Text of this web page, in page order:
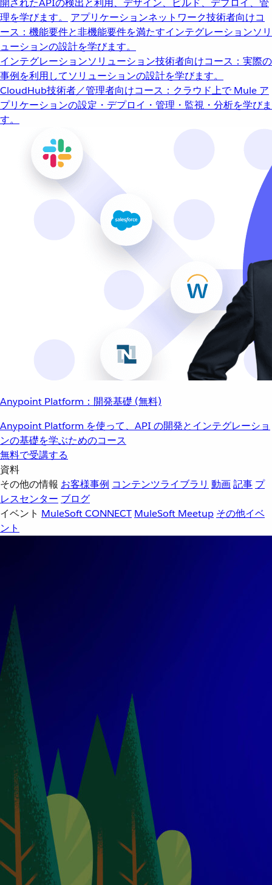
開されたAPIの検出と利用、デザイン、ビルド、デプロイ、管
理を学びます。
アプリケーションネットワーク技術者向けコ
ース：機能要件と非機能要件を満たすインテグレーションソリ
ューションの設計を学びます。
インテグレーションソリューション技術者向けコース：実際の
事例を利用してソリューションの設計を学びます。
CloudHub技術者／管理者向けコース：クラウド上で Mule ア
プリケーションの設定・デプロイ・管理・監視・分析を学びま
す。
Anypoint Platform：開発基礎 (無料)
Anypoint Platform を使って、API の開発とインテグレーショ
ンの基礎を学ぶためのコース
無料で受講する
資料
その他の情報 お客様事例 コンテンツライブラリ 動画記事 プ
レスセンター ブログ
イベント MuleSoft CONNECT MuleSoft Meetup その他イベ
ント